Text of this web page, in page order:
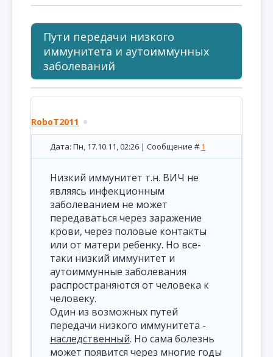
Пути передачи низкого
иммунитета и аутоиммунных
заболеваний
RoboT2011
Дата: Пн, 17.10.11, 02:26 | Сообщение # 1
Низкий иммунитет т.н. ВИЧ не
являясь инфекционным
заболеванием не может
передаваться через заражение
крови, через половые контакты
или от матери ребенку. Но все-
таки низкий иммунитет и
аутоиммунные заболевания
распространяются от человека к
человеку.
Один из возможных путей
передачи низкого иммунитета -
наследственный. Но сама болезнь
может появится через многие годы